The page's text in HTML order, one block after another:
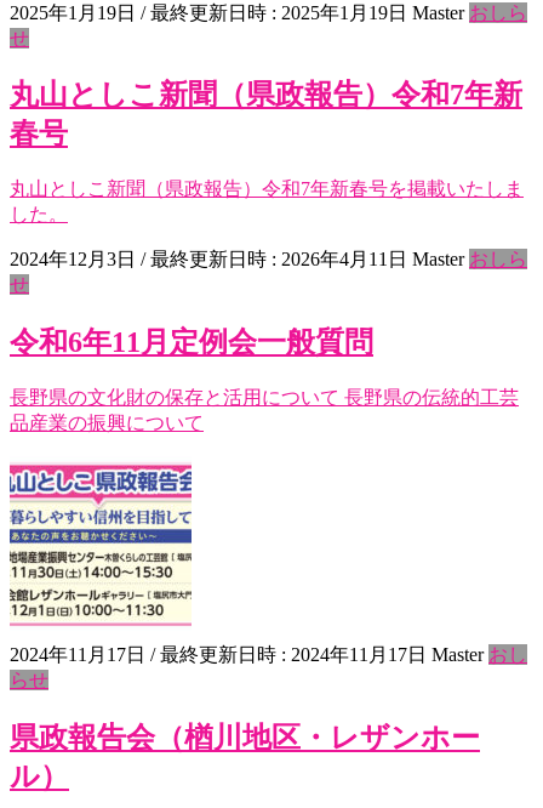
2025年1月19日 / 最終更新日時 : 2025年1月19日 Master おしら
せ
丸山としこ新聞（県政報告）令和7年新
春号
丸山としこ新聞（県政報告）令和7年新春号を掲載いたしま
した。
2024年12月3日 / 最終更新日時 : 2026年4月11日 Master おしら
せ
令和6年11月定例会一般質問
長野県の文化財の保存と活用について 長野県の伝統的工芸
品産業の振興について
2024年11月17日 / 最終更新日時 : 2024年11月17日 Master おし
らせ
県政報告会（楢川地区・レザンホー
ル）